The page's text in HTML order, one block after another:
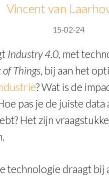
Vincent van
15-02-24
Industry 4.0, met
Things, bij aan het
? Wat is de
pas je de juiste
Het zijn
technologie draagt bij